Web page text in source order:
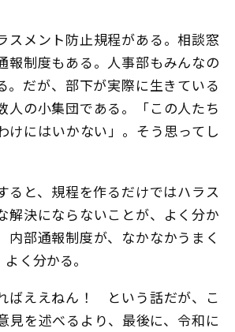
スメント防止規程がある。相談窓
報制度もある。人事部もみんなの
。だが、部下が実際に生きている
人の小集団である。「この人たち
けにはいかない」。そう思ってし
ると、規程を作るだけではハラス
解決にならないことが、よく分か
内部通報制度が、なかなかうまく
く分かる。
ばええねん！ という話だが、こ
見を述べるより、最後に、令和に